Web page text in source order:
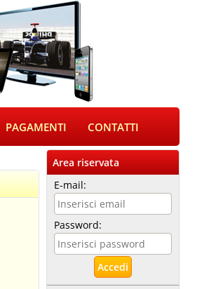
PAGAMENTI CONTATTI
Area riservata
E-mail:
Password: